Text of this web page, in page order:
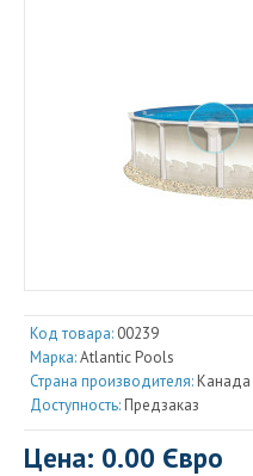
Код товара: 00239
Марка:Atlantic Pools
Страна производителя: Канада
Доступность: Предзаказ
Цена: 0.00 Євро